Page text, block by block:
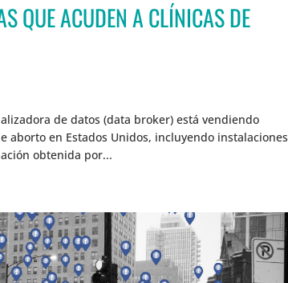
QUE ACUDEN A CLÍNICAS DE
de datos (data broker) está vendiendo
aborto en Estados Unidos, incluyendo instalaciones
obtenida por...